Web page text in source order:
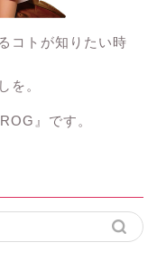
コトが知りたい時
を。
』です。